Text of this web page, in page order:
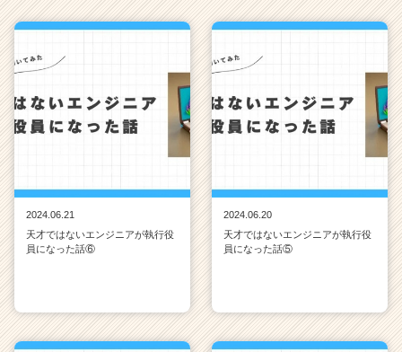
2024.06.21
天才ではないエンジニアが執行役
員になった話⑥
2024.06.20
天才ではないエンジニアが執行役
員になった話⑤